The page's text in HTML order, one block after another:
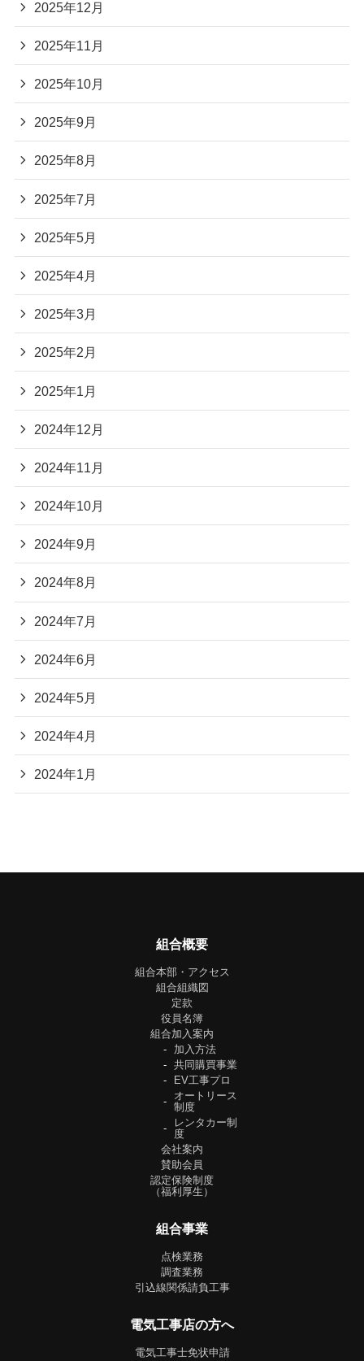
2025年12月
2025年11月
2025年10月
2025年9月
2025年8月
2025年7月
2025年5月
2025年4月
2025年3月
2025年2月
2025年1月
2024年12月
2024年11月
2024年10月
2024年9月
2024年8月
2024年7月
2024年6月
2024年5月
2024年4月
2024年1月
組合概要
組合本部・アクセス
組合組織図
定款
役員名簿
組合加入案内
加入方法
共同購買事業
EV工事プロ
オートリース
制度
レンタカー制
度
会社案内
賛助会員
認定保険制度
（福利厚生）
組合事業
点検業務
調査業務
引込線関係請負工事
電気工事店の方へ
電気工事士免状申請